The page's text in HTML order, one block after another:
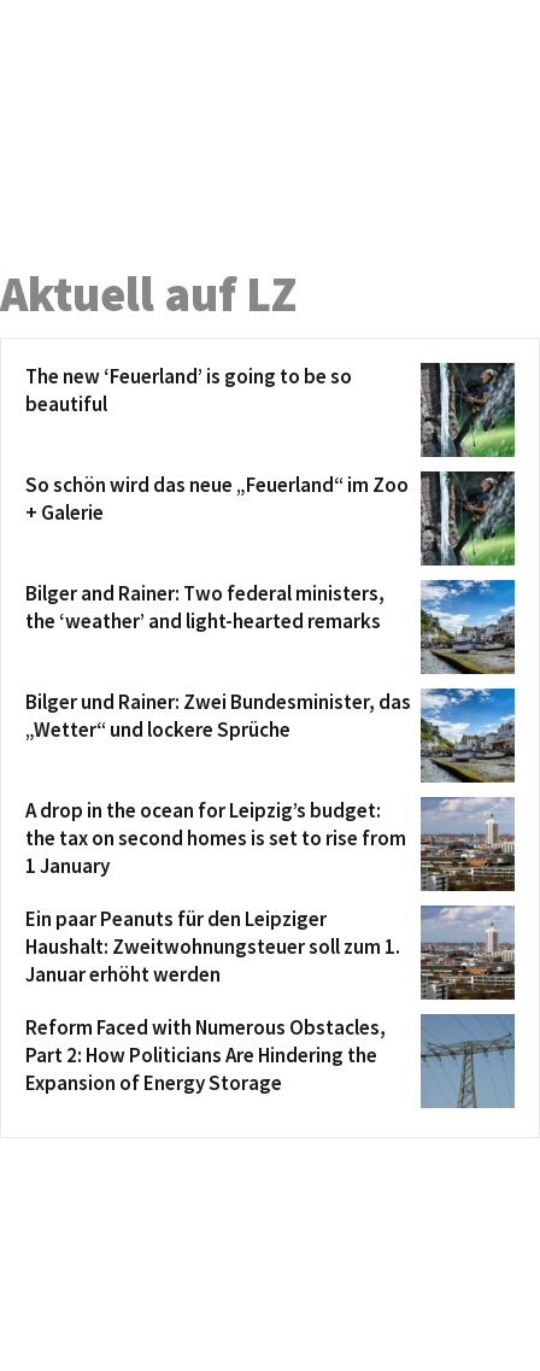
Aktuell auf LZ
The new ‘Feuerland’ is going to be so
beautiful
So schön wird das neue „Feuerland“ im Zoo
+ Galerie
Bilger and Rainer: Two federal ministers,
the ‘weather’ and light-hearted remarks
Bilger und Rainer: Zwei Bundesminister, das
„Wetter“ und lockere Sprüche
A drop in the ocean for Leipzig’s budget:
the tax on second homes is set to rise from
1 January
Ein paar Peanuts für den Leipziger
Haushalt: Zweitwohnungsteuer soll zum 1.
Januar erhöht werden
Reform Faced with Numerous Obstacles,
Part 2: How Politicians Are Hindering the
Expansion of Energy Storage